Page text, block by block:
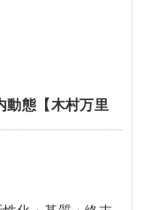
態【木村万里